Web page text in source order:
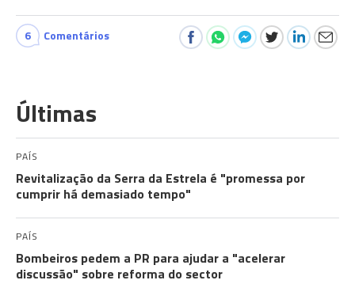
6 Comentários
Últimas
PAÍS
Revitalização da Serra da Estrela é "promessa por
cumprir há demasiado tempo"
PAÍS
Bombeiros pedem a PR para ajudar a "acelerar
discussão" sobre reforma do sector